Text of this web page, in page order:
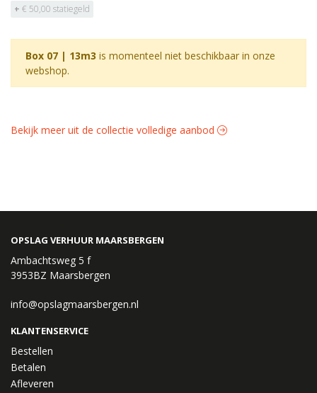
+ € 50,00 statiegeld
Box 07 | 13m3 is momenteel niet beschikbaar in onze
webshop.
Bekijk meer uit de collectie volledige aanbod
OPSLAG VERHUUR MAARSBERGEN
Ambachtsweg 5 f
3953BZ Maarsbergen
info@opslagmaarsbergen.nl
KLANTENSERVICE
Bestellen
Betalen
Afleveren